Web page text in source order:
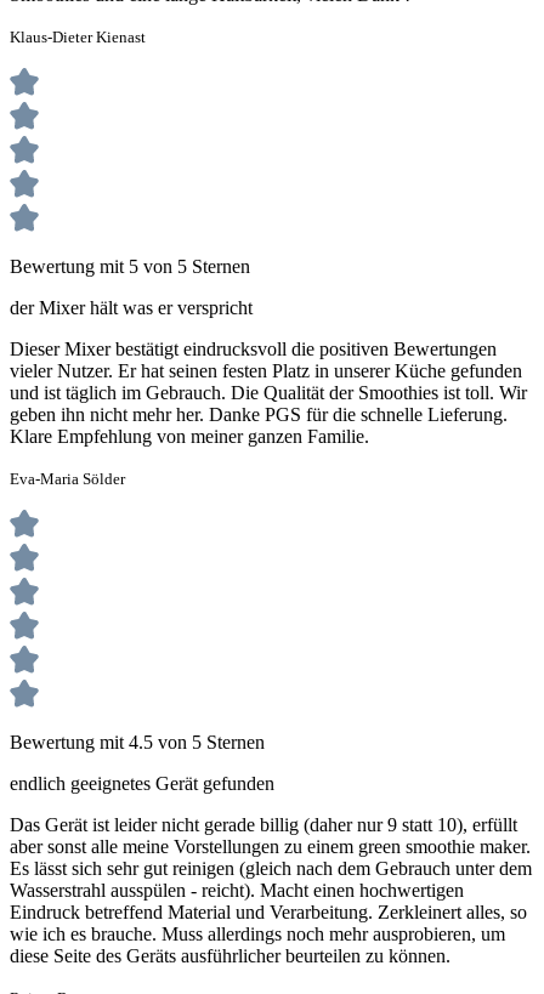
Klaus-Dieter Kienast
Bewertung mit 5 von 5 Sternen
der Mixer hält was er verspricht
Dieser Mixer bestätigt eindrucksvoll die positiven Bewertungen
vieler Nutzer. Er hat seinen festen Platz in unserer Küche gefunden
und ist täglich im Gebrauch. Die Qualität der Smoothies ist toll. Wir
geben ihn nicht mehr her. Danke PGS für die schnelle Lieferung.
Klare Empfehlung von meiner ganzen Familie.
Eva-Maria Sölder
Bewertung mit 4.5 von 5 Sternen
endlich geeignetes Gerät gefunden
Das Gerät ist leider nicht gerade billig (daher nur 9 statt 10), erfüllt
aber sonst alle meine Vorstellungen zu einem green smoothie maker.
Es lässt sich sehr gut reinigen (gleich nach dem Gebrauch unter dem
Wasserstrahl ausspülen - reicht). Macht einen hochwertigen
Eindruck betreffend Material und Verarbeitung. Zerkleinert alles, so
wie ich es brauche. Muss allerdings noch mehr ausprobieren, um
diese Seite des Geräts ausführlicher beurteilen zu können.